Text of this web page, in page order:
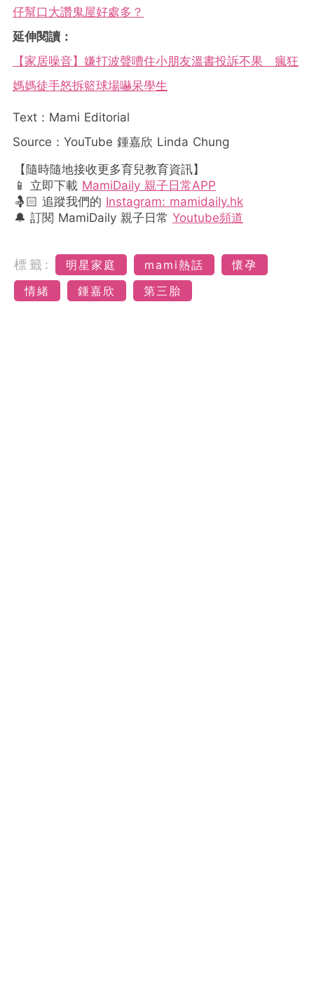
仔幫口大讚鬼屋好處多？
延伸閱讀：
【家居噪音】嫌打波聲嘈住小朋友溫書投訴不果 瘋狂
媽媽徒手怒拆籃球場嚇呆學生
Text：Mami Editorial
Source：YouTube 鍾嘉欣 Linda Chung
【隨時隨地接收更多育兒教育資訊】
📱 立即下載 MamiDaily 親子日常APP
🤱🏻 追蹤我們的 Instagram: mamidaily.hk
🔔 訂閱 MamiDaily 親子日常 Youtube頻道
標籤: 明星家庭 mami熱話
懷孕
情緒
鍾嘉欣 第三胎